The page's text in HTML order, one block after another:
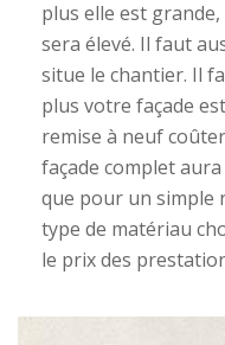
plus elle est
sera élevé. Il faut
situe le chantier. Il
plus votre façade
remise à neuf
façade complet
que pour un simple
type de matériau
le prix des